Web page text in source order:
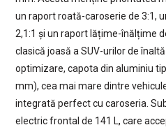
un raport roată-caroserie de 3:1,
2,1:1 și un raport lățime-înălțime
clasică joasă a SUV-urilor de
optimizare, capota din aluminiu
mm), cea mai mare dintre
integrată perfect cu caroseria.
electric frontal de 141 L, care